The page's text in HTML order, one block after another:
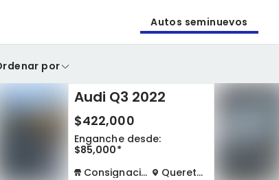
Autos seminuevos
por
Audi Q3 2022
$422,000
Enganche desde:
$85,000*
Consignación física
Queretaro